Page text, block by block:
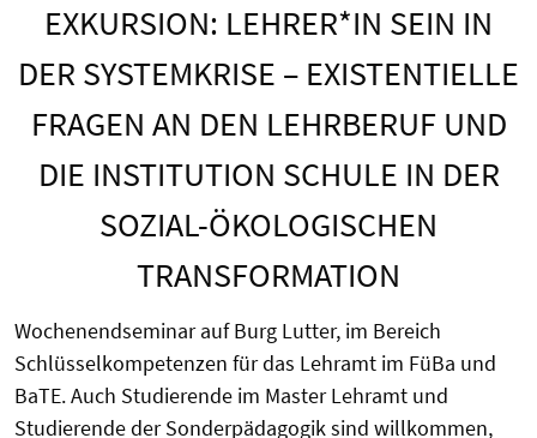
EXKURSION: LEHRER*IN SEIN IN
DER SYSTEMKRISE – EXISTENTIELLE
FRAGEN AN DEN LEHRBERUF UND
DIE INSTITUTION SCHULE IN DER
SOZIAL-ÖKOLOGISCHEN
TRANSFORMATION
Wochenendseminar auf Burg Lutter, im Bereich
Schlüsselkompetenzen für das Lehramt im FüBa und
BaTE. Auch Studierende im Master Lehramt und
Studierende der Sonderpädagogik sind willkommen,